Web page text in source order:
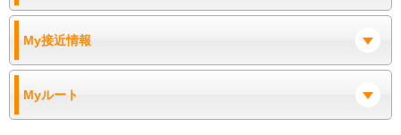
My接近情報
Myルート